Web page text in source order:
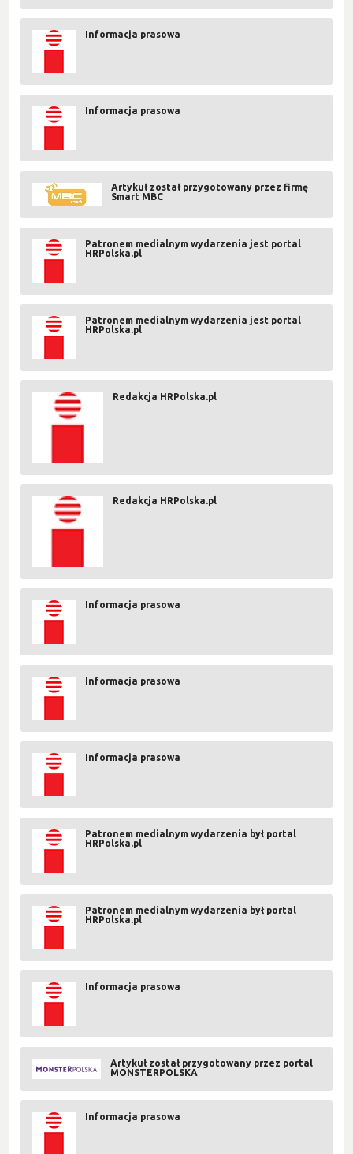
Informacja prasowa
Informacja prasowa
Artykuł został przygotowany przez firmę
Smart MBC
Patronem medialnym wydarzenia jest portal
HRPolska.pl
Patronem medialnym wydarzenia jest portal
HRPolska.pl
Redakcja HRPolska.pl
Redakcja HRPolska.pl
Informacja prasowa
Informacja prasowa
Informacja prasowa
Patronem medialnym wydarzenia był portal
HRPolska.pl
Patronem medialnym wydarzenia był portal
HRPolska.pl
Informacja prasowa
Artykuł został przygotowany przez portal
MONSTERPOLSKA
Informacja prasowa